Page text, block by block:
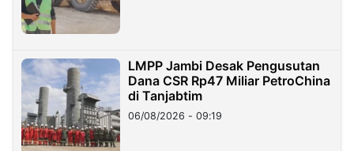
LMPP Jambi Desak Pengusutan
Dana CSR Rp47 Miliar PetroChina
di Tanjabtim
06/08/2026 - 09:19